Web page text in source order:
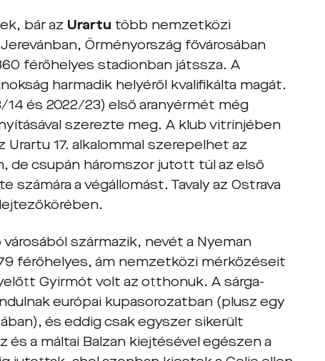
bár az Urartu több nemzetközi
Örményország fővárosában
férőhelyes stadionban játssza. A
harmadik helyéről kvalifikálta magát.
és 2022/23) első aranyérmét még
szerezte meg. A klub vitrinjében
17. alkalommal szerepelhet az
de csupán háromszor jutott túl az első
a végállomást. Tavaly az Ostrava
származik, nevét a Nyeman
férőhelyes, ám nemzetközi mérkőzéseit
Gyirmót volt az otthonuk. A sárga-
európai kupasorozatban (plusz egy
és eddig csak egyszer sikerült
és a máltai Balzan kiejtésével egészen a